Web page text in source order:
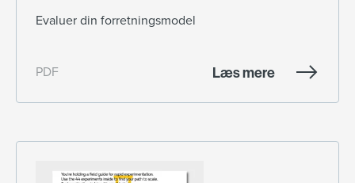
Evaluer din forretningsmodel
PDF Læs mere